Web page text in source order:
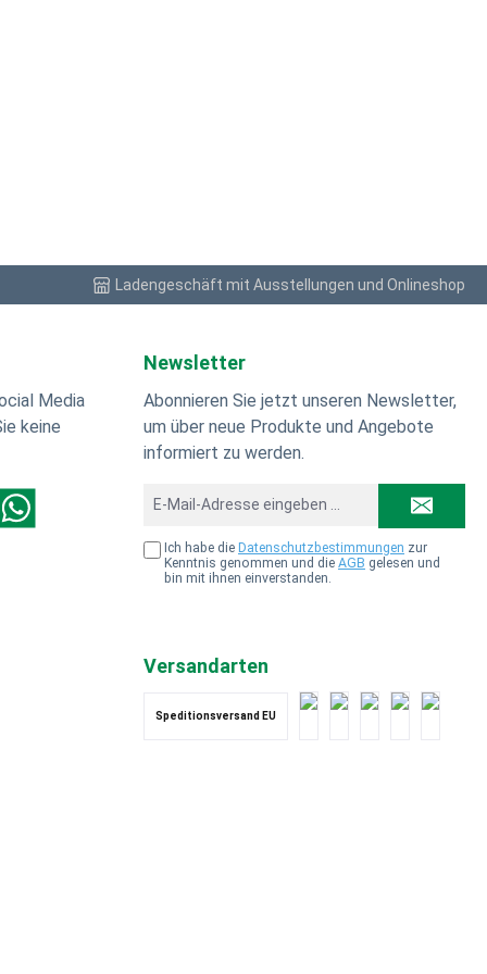
Ladengeschäft mit Ausstellungen und Onlineshop
Media
keine
WhatsApp
Newsletter
Abonnieren Sie jetzt unseren Newsletter,
um über neue Produkte und Angebote
informiert zu werden.
Mail-
Ich habe die Datenschutzbestimmungen zur
Kenntnis genommen und die AGB gelesen und
bin mit ihnen einverstanden.
Versandarten
Speditionsversand EU